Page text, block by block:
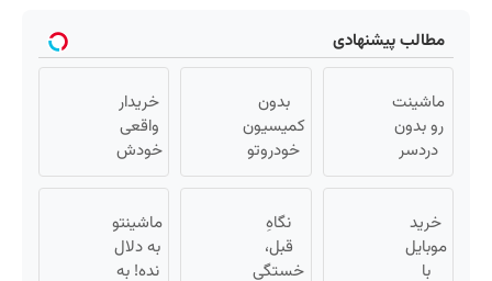
مطالب پیشنهادی
ماشینت
رو بدون
دردسر
بفروش |
کمسیون
😍
بدون
کمیسیون
خودروتو
بفروش
خریدار
واقعی
خودش
میاد!
فوری
ماشین
در
خرید
موبایل
با
نگاهِ
قبل،
خستگی
ماشینتو
به دلال
نده! به